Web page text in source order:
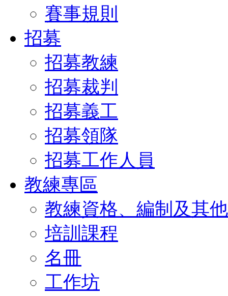
賽事規則
招募
招募教練
招募裁判
招募義工
招募領隊
招募工作人員
教練專區
教練資格、編制及其
培訓課程
名冊
工作坊